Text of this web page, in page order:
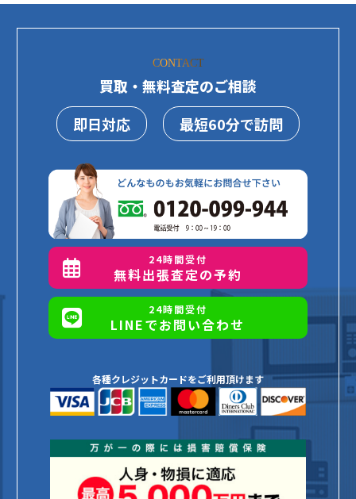
CONTACT
買取・無料査定のご相談
即日対応
最短60分で訪問
24時間受付
無料出張査定の予約
24時間受付
LINEでお問い合わせ
各種クレジットカードをご利用頂けます